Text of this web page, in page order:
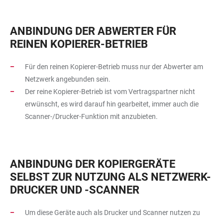
ANBINDUNG DER ABWERTER FÜR
REINEN KOPIERER-BETRIEB
Für den reinen Kopierer-Betrieb muss nur der Abwerter am
Netzwerk angebunden sein.
Der reine Kopierer-Betrieb ist vom Vertragspartner nicht
erwünscht, es wird darauf hin gearbeitet, immer auch die
Scanner-/Drucker-Funktion mit anzubieten.
ANBINDUNG DER KOPIERGERÄTE
SELBST ZUR NUTZUNG ALS NETZWERK-
DRUCKER UND -SCANNER
Um diese Geräte auch als Drucker und Scanner nutzen zu